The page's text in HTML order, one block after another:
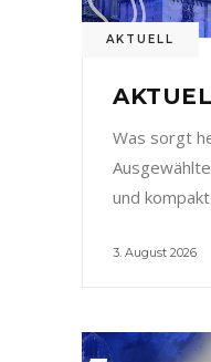
AKTUELL
Was sorgt
und
3. August 2026